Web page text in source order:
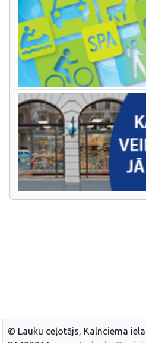
© Lauku ceļotājs, Kalnciema